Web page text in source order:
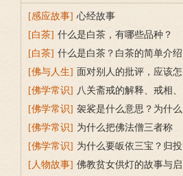
[感应故事] 心经故事
[白茶] 什么是白茶，有哪些品种？
[白茶] 什么是白茶？白茶的简单介绍
[佛与人生] 面对别人的批评，应该怎
么做？
[佛学常识] 八关斋戒的解释、戒相、
功德利益
[佛学常识] 袈裟是什么意思？为什么
叫福田衣？
[佛学常识] 为什么把佛法僧三者称
为“宝”？
[佛学常识] 为什么要皈依三宝？归投
三宝令身心安稳
[人物故事] 佛教贫女供灯的故事与启